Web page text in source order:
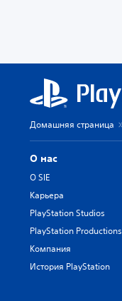
Домашняя страница
О нас
О SIE
Карьера
PlayStation Studios
PlayStation Productions
Компания
История PlayStation